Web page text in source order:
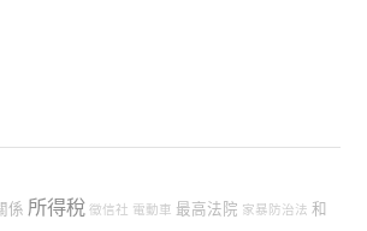
係 所得稅 徵信社 電動車 最高法院 家暴防治法 和